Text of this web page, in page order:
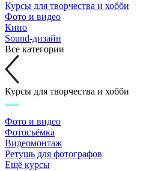
Курсы для творчества и хобби
Фото и видео
Кино
Sound-дизайн
Все категории
Курсы для творчества и хобби
Фото и видео
Фотосъёмка
Видеомонтаж
Ретушь для фотографов
Ещё курсы